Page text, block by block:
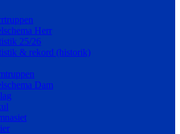
Herr
25/26
& rekord (historik)
Dam